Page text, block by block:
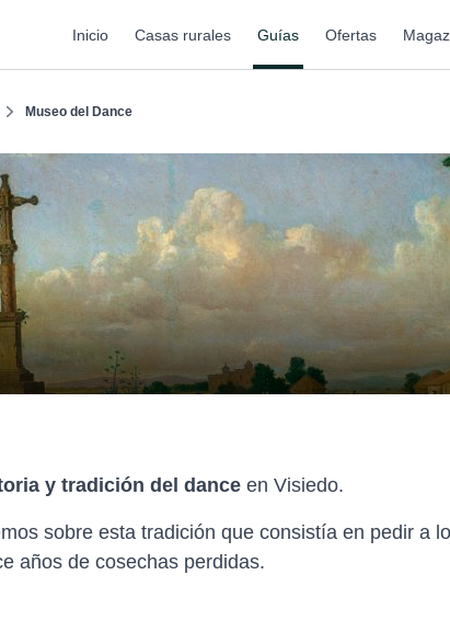
Inicio Casas rurales Guías Ofertas
Museo del Dance
y tradición del dance en Visiedo.
sobre esta tradición que consistía en pedir a
años de cosechas perdidas.